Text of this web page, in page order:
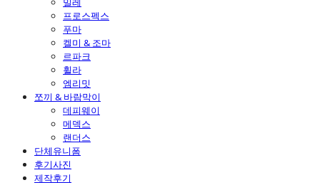
프로스펙스
푸마
켈미 & 조마
르파크
휠라
엠리밋
쪼끼 & 바람막이
데피웨이
메덱스
랜더스
단체유니폼
후기사진
제작후기